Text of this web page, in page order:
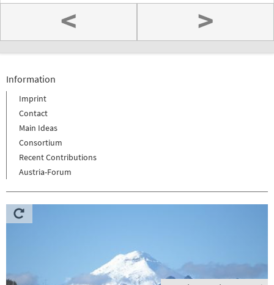
< >
Information
Imprint
Contact
Main Ideas
Consortium
Recent Contributions
Austria-Forum